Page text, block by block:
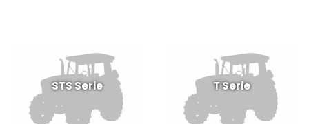
STS Serie T Serie